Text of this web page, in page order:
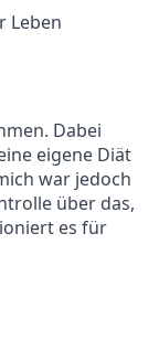
Leben
Dabei
eigene Diät
war jedoch
über das,
es für